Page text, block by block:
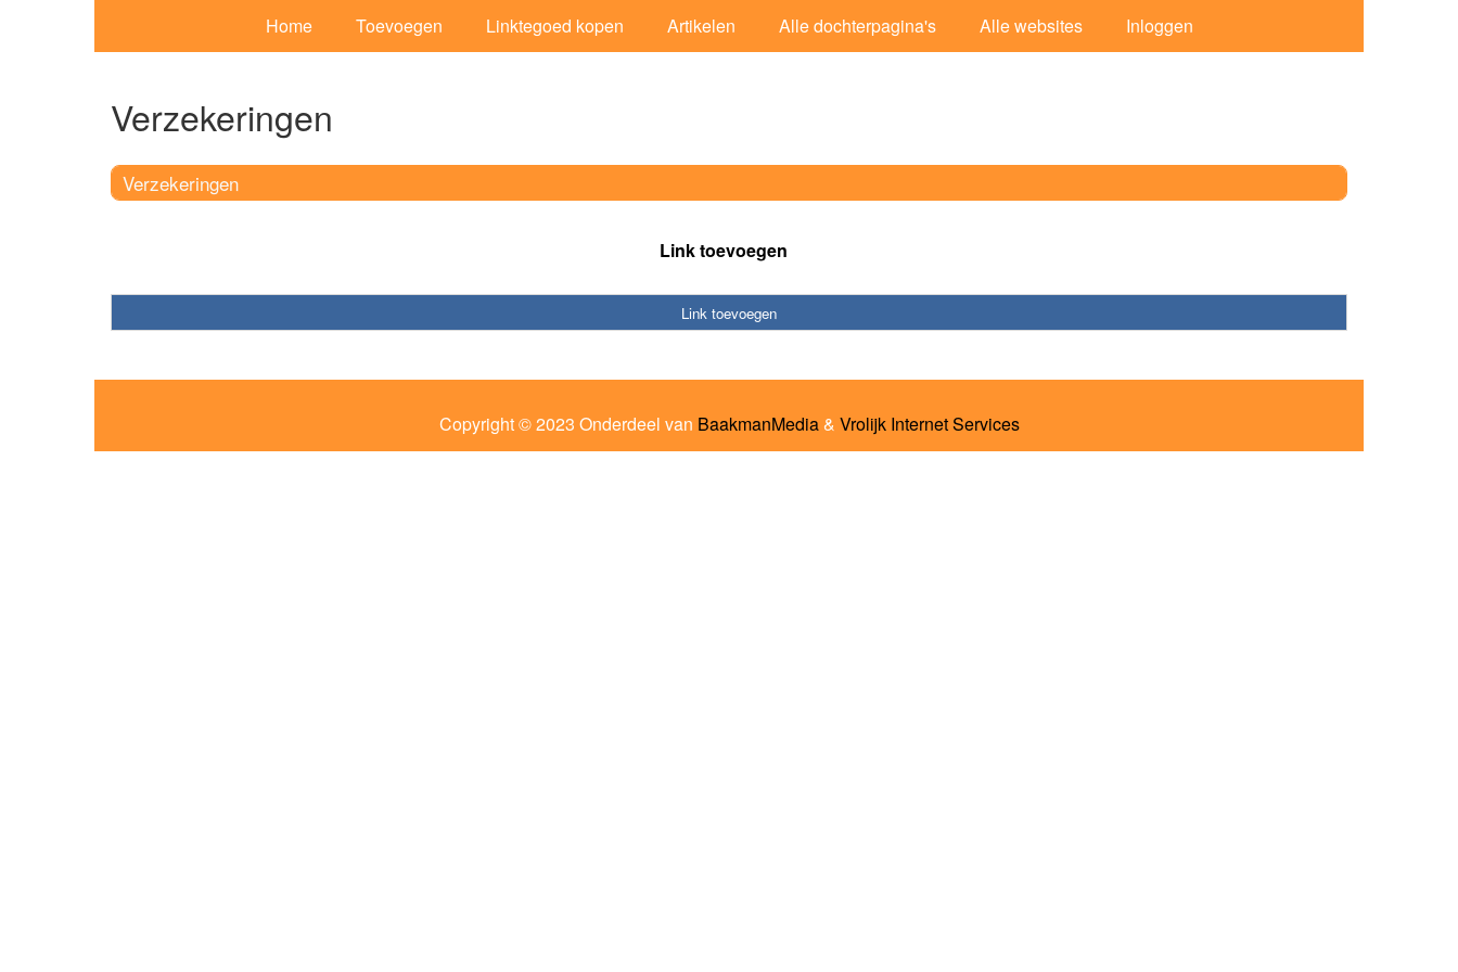
Home Toevoegen Linktegoed kopen Artikelen Alle dochterpagina's Alle websites Inloggen
Verzekeringen
Verzekeringen
Link toevoegen
Link toevoegen
Copyright © 2023 Onderdeel van BaakmanMedia& Vrolijk Internet Services